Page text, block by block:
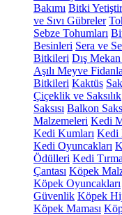
Bakımı Bitki
ve Sıvı Gübreler
Sebze Tohumları
Besinleri Sera ve
Bitkileri Dış
Aşılı Meyve
Bitkileri Kaktüs
Çiçeklik ve Saksılık
Saksısı Balkon
Malzemeleri Kedi
Kedi Kumları Kedi
Kedi Oyuncakları
Ödülleri Kedi
Çantası Köpek
Köpek Oyuncakları
Güvenlik Köpek
Köpek Maması